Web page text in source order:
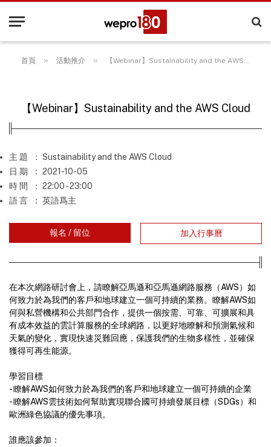
首頁 » 活動推介 » 【Webinar】Sustainability and the AWS Cloud
【Webinar】Sustainability and the AWS Cloud
主 題
： Sustainability and the AWS Cloud
日 期
： 2021-10-05
時 間
： 22:00 - 23:00
語 言
： 英語爲主
報名 / 留位 加入行事曆
在本次網路研討會上，請瞭解亞馬遜和亞馬遜網路服務（AWS）如
何致力於為我們的客戶和地球建立一個可持續的業務。瞭解AWS如
何與私營機構和公共部門合作，提供一個按需、可靠、可擴展和具
有成本效益的雲計算服務的全球網路，以更好地瞭解和預測氣候和
天氣的變化，實現快速災難回應，保護我們的生物多樣性，並確保
獲得可再生能源。
學習目標
- 瞭解AWS如何致力於為我們的客戶和地球建立一個可持續的企業
- 瞭解AWS雲技術如何幫助實現聯合國可持續發展目標（SDGs）和
歐洲綠色協議的優先事項。
誰應該參加：